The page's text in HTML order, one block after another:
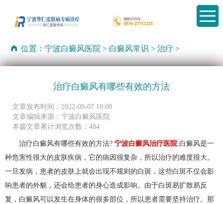
位置：宁波白癜风医院 > 白癜风常识 >治疗 >
治疗白癜风有哪些有效的方法
文章发布时间：2022-09-07 10:00
文章编辑来源：宁波白癜风医院
本篇文章累计浏览次数：484
治疗白癜风有哪些有效的方法? 宁波白癜风治疗医院白癜风是一
种危害性很大的皮肤疾病，它的病因很复杂，所以治疗的难度很大。
一旦发病，患者的皮肤上就会出现不规则的白斑，这些白斑不仅会影
响患者的外貌，还会给患者的身心造成影响。由于白斑易扩散易反
复，白癜风可以发生在身体的很多部位，所以患者需要坚持治疗。那